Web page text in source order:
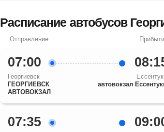
Расписание автобусов
Отправление
07:00
Георгиевск
ГЕОРГИЕВСК
АВТОВОКЗАЛ
автовокзал
07:35